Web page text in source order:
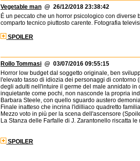
Vegetable man @ 26/12/2018 23:38:42
É un peccato che un horror psicologico con
comparto tecnico piuttosto carente. Fotografia
SPOILER
Rollo Tommasi @ 03/07/2016 09:55:15
Horror low budget dal soggetto originale, ben
l'elevato tasso di idiozia dei personaggi di
degli adulti nell'intuire il germe del male annidato
inquietante come pochi, non nasconde la propria
Barbara Steele, con quello sguardo austero
Finale inatteso che incrina l'idilliaco quadretto
Mezzo voto in più per la scena dell'ascensore
La Stanza delle Farfalle di J. Zarantonello riscatta
SPOILER